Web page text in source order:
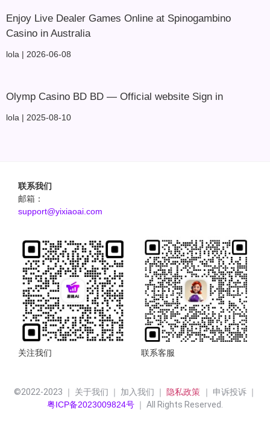
Enjoy Live Dealer Games Online at Spinogambino
Casino in Australia
lola 2026-06-08
Olymp Casino BD BD — Official website Sign in
lola 2025-08-10
联系我们
邮箱：
support@yixiaoai.com
关注我们 联系客服
©2022-2023 ｜ 关于我们 ｜ 加入我们 ｜ 隐私政策
｜ 申诉投诉 ｜
粤ICP备2023009824号 ｜ All Rights Reserved.